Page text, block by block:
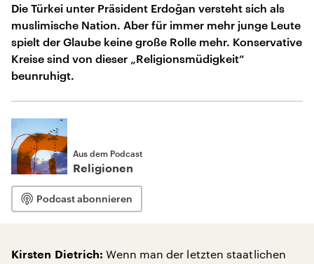
Die Türkei unter Präsident Erdoğan versteht sich als
muslimische Nation. Aber für immer mehr junge Leute
spielt der Glaube keine große Rolle mehr. Konservative
Kreise sind von dieser „Religionsmüdigkeit“
beunruhigt.
Aus dem Podcast
Religionen
Podcast abonnieren
Kirsten Dietrich: Wenn man der letzten staatlichen